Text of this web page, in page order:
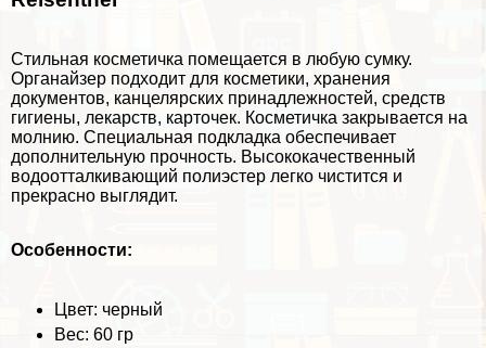
Стильная косметичка помещается в любую сумку.
Органайзер подходит для косметики, хранения
документов, канцелярских принадлежностей, средств
гигиены, лекарств, карточек. Косметичка закрывается на
молнию. Специальная подкладка обеспечивает
дополнительную прочность. Высококачественный
водоотталкивающий полиэстер легко чистится и
прекрасно выглядит.
Особенности:
Цвет: черный
Вес: 60 гр